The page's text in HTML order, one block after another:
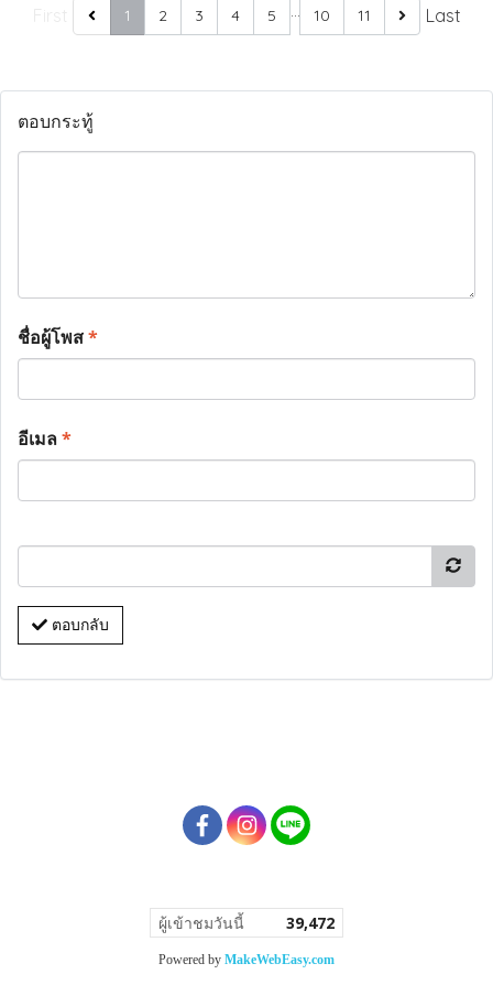
1 2 3 4 5 … 10 11 Last
ตอบกระทู้
ชื่อผู้โพส*
อีเมล*
ตอบกลับ
ผู้เข้าชมวันนี้ 39,472
Powered by MakeWebEasy.com